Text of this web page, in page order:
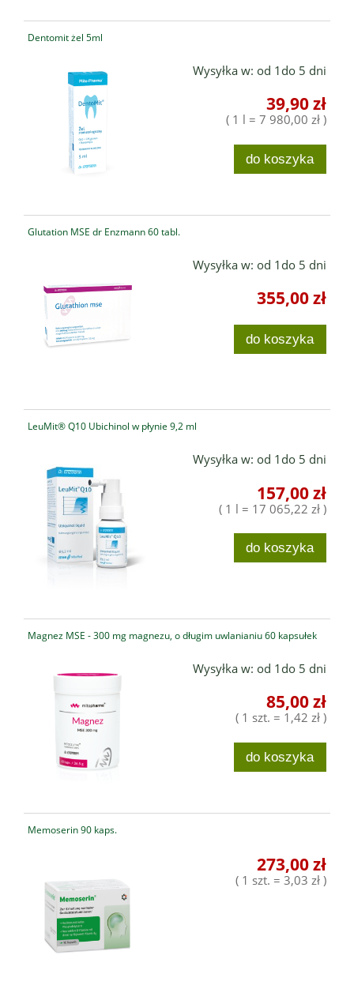
Dentomit żel 5ml
Wysyłka w: od 1do 5 dni
39,90 zł
( 1 l = 7 980,00 zł )
do koszyka
Glutation MSE dr Enzmann 60 tabl.
Wysyłka w: od 1do 5 dni
355,00 zł
do koszyka
LeuMit® Q10 Ubichinol w płynie 9,2 ml
Wysyłka w: od 1do 5 dni
157,00 zł
( 1 l = 17 065,22 zł )
do koszyka
Magnez MSE - 300 mg magnezu, o długim uwlanianiu 60 kapsułek
Wysyłka w: od 1do 5 dni
85,00 zł
( 1 szt. = 1,42 zł )
do koszyka
Memoserin 90 kaps.
273,00 zł
( 1 szt. = 3,03 zł )